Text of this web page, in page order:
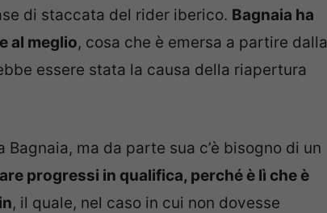
di staccata del rider iberico. Bagnaia ha
al meglio, cosa che è emersa a partire dalla
essere stata la causa della riapertura
ma da parte sua c’è bisogno di un
progressi in qualifica, perché è lì che è
, il quale, nel caso in cui non dovesse